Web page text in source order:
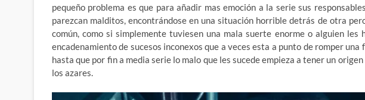
pequeño problema es que para añadir mas emoción a la serie sus
parezcan malditos, encontrándose en una situación horrible detrás de otra
común, como si simplemente tuviesen una mala suerte enorme o alguien les
encadenamiento de sucesos inconexos que a veces esta a punto de romper
hasta que por fin a media serie lo malo que les sucede empieza a tener un
los azares.